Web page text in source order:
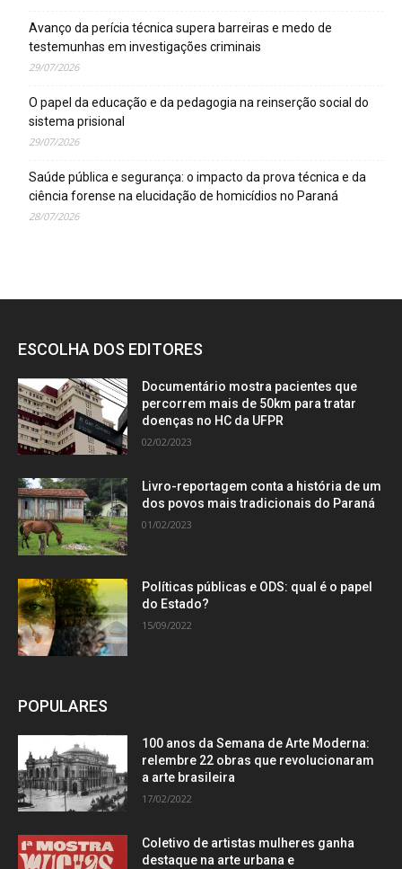
Avanço da perícia técnica supera barreiras e medo de
testemunhas em investigações criminais
29/07/2026
O papel da educação e da pedagogia na reinserção social do
sistema prisional
29/07/2026
Saúde pública e segurança: o impacto da prova técnica e da
ciência forense na elucidação de homicídios no Paraná
28/07/2026
ESCOLHA DOS EDITORES
Documentário mostra pacientes que
percorrem mais de 50km para tratar
doenças no HC da UFPR
02/02/2023
Livro-reportagem conta a história de um
dos povos mais tradicionais do Paraná
01/02/2023
Políticas públicas e ODS: qual é o papel
do Estado?
15/09/2022
POPULARES
100 anos da Semana de Arte Moderna:
relembre 22 obras que revolucionaram
a arte brasileira
17/02/2022
Coletivo de artistas mulheres ganha
destaque na arte urbana e